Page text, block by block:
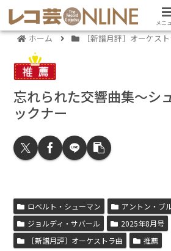
ホーム ［新譜月評］オーケス
忘れられた交響曲集～シ
ックナー
ロベルト・シューマン
アントン・ブ
ジョルディ・サバール
2025年8月号
［新譜月評］オーケストラ曲
推薦
メニ